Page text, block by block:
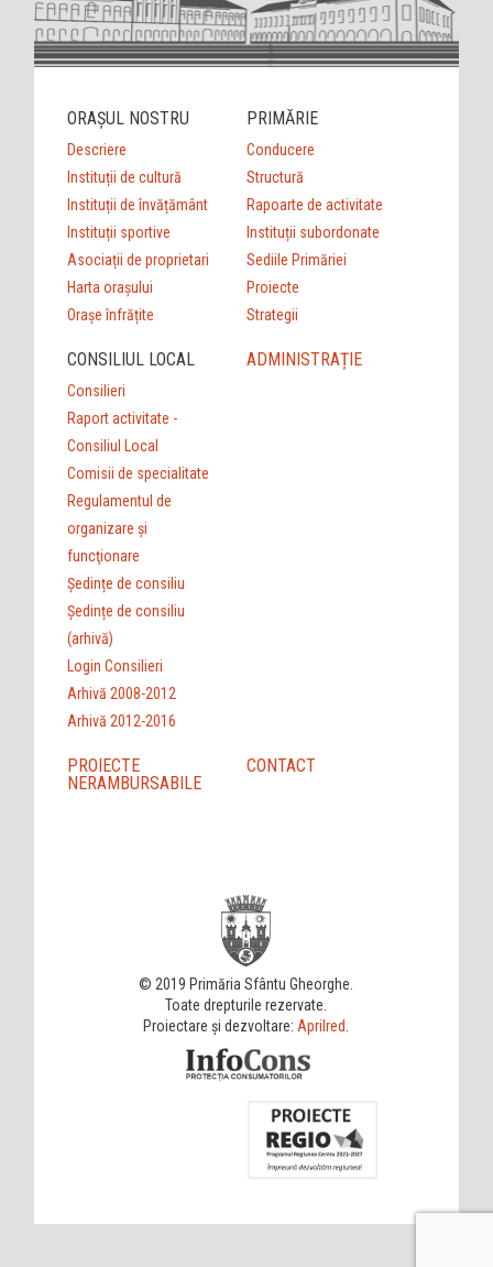
ORAȘUL NOSTRU
Descriere
Instituții de cultură
Instituții de învățământ
Instituții sportive
Asociații de proprietari
Harta orașului
Orașe înfrățite
PRIMĂRIE
Conducere
Structură
Rapoarte de activitate
Instituții subordonate
Sediile Primăriei
Proiecte
Strategii
CONSILIUL LOCAL
Consilieri
Raport activitate -
Consiliul Local
Comisii de specialitate
Regulamentul de
organizare şi
funcţionare
Ședințe de consiliu
Ședințe de consiliu
(arhivă)
Login Consilieri
Arhivă 2008-2012
Arhivă 2012-2016
ADMINISTRAȚIE
PROIECTE
NERAMBURSABILE
CONTACT
© 2019 Primăria Sfântu Gheorghe.
Toate drepturile rezervate.
Proiectare și dezvoltare: Aprilred